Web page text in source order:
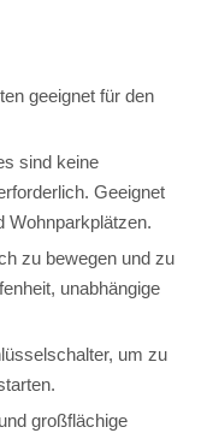
geeignet für den
sind keine
Geeignet
Wohnparkplätzen.
zu bewegen und zu
unabhängige
um zu
großflächige